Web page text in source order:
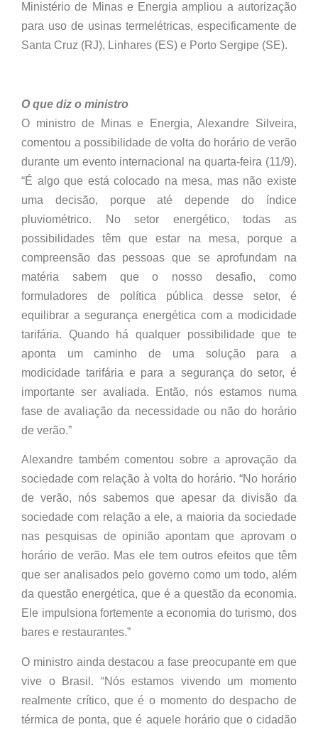
Ministério de Minas e Energia ampliou a autorização
para uso de usinas termelétricas, especificamente de
Santa Cruz (RJ), Linhares (ES) e Porto Sergipe (SE).
O que diz o ministro
O ministro de Minas e Energia, Alexandre Silveira,
comentou a possibilidade de volta do horário de verão
durante um evento internacional na quarta-feira (11/9).
“É algo que está colocado na mesa, mas não existe
uma decisão, porque até depende do índice
pluviométrico. No setor energético, todas as
possibilidades têm que estar na mesa, porque a
compreensão das pessoas que se aprofundam na
matéria sabem que o nosso desafio, como
formuladores de política pública desse setor, é
equilibrar a segurança energética com a modicidade
tarifária. Quando há qualquer possibilidade que te
aponta um caminho de uma solução para a
modicidade tarifária e para a segurança do setor, é
importante ser avaliada. Então, nós estamos numa
fase de avaliação da necessidade ou não do horário
de verão.”
Alexandre também comentou sobre a aprovação da
sociedade com relação à volta do horário. “No horário
de verão, nós sabemos que apesar da divisão da
sociedade com relação a ele, a maioria da sociedade
nas pesquisas de opinião apontam que aprovam o
horário de verão. Mas ele tem outros efeitos que têm
que ser analisados pelo governo como um todo, além
da questão energética, que é a questão da economia.
Ele impulsiona fortemente a economia do turismo, dos
bares e restaurantes.”
O ministro ainda destacou a fase preocupante em que
vive o Brasil. “Nós estamos vivendo um momento
realmente crítico, que é o momento do despacho de
térmica de ponta, que é aquele horário que o cidadão